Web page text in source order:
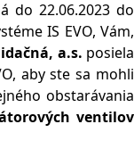
do 22.06.2023 do
IS EVO, Vám,
a.s. posiela
aby ste sa mohli
obstarávania
ventilov